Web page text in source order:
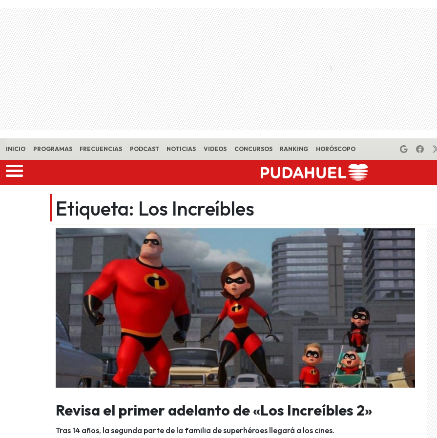
Skip to main content
INICIO PROGRAMAS FRECUENCIAS PODCAST NOTICIAS VIDEOS CONCURSOS RANKING HORÓSCOPO
Etiqueta: Los Increíbles
Revisa el primer adelanto de «Los Increíbles 2»
Tras 14 años, la segunda parte de la familia de superhéroes llegará a los cines.